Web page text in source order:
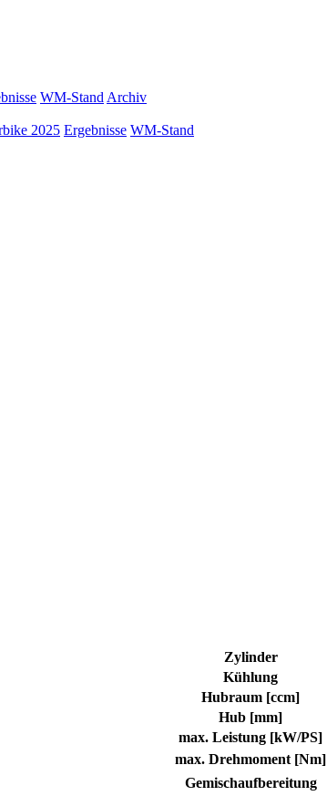
WM-Stand Archiv
2025 Ergebnisse WM-Stand
Zylinder
Kühlung
Hubraum [ccm]
Hub [mm]
max. Leistung [kW/PS]
max. Drehmoment [Nm]
Gemischaufbereitung